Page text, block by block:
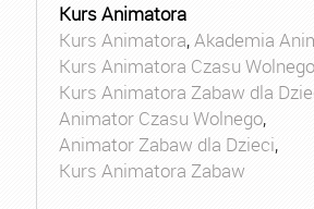
Kurs Animatora
Kurs Animatora,Akademia
Kurs Animatora Czasu Wolnego
Kurs Animatora Zabaw dla
Animator Czasu Wolnego,
Animator Zabaw dla Dzieci,
Kurs Animatora Zabaw